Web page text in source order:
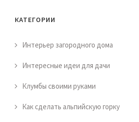
КАТЕГОРИИ
Интерьер загородного дома
Интересные идеи для дачи
Клумбы своими руками
Как сделать альпийскую горку